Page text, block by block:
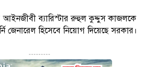
আইনজীবী ব্যারিস্টার রুহুল কুদ্দুস কাজলকে
জেনারেল হিসেবে নিয়োগ দিয়েছে সরকার।
---------